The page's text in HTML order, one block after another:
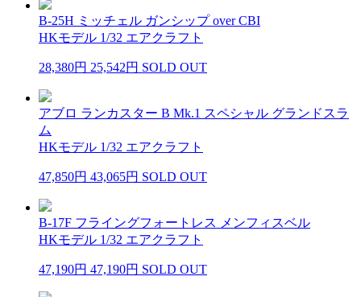
B-25H ミッチェル ガンシップ over CBI
HKモデル 1/32 エアクラフト
28,380円 25,542円 SOLD OUT
アブロ ランカスター B Mk.1 スペシャル グランドスラ
ム
HKモデル 1/32 エアクラフト
47,850円 43,065円 SOLD OUT
B-17F フライングフォートレス メンフィスベル
HKモデル 1/32 エアクラフト
47,190円 47,190円 SOLD OUT